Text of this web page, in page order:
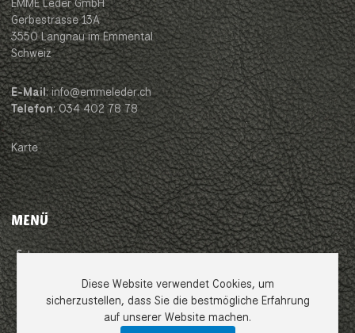
EMME Leder GmbH
Gerbestrasse 13A
3550 Langnau im Emmental
Schweiz
E-Mail: info@emmeleder.ch
Telefon: 034 402 78 78
Karte
MENÜ
Impressum
Datenschutzerklärung
Diese Website verwendet Cookies, um
sicherzustellen, dass Sie die bestmögliche Erfahrung
auf unserer Website machen.